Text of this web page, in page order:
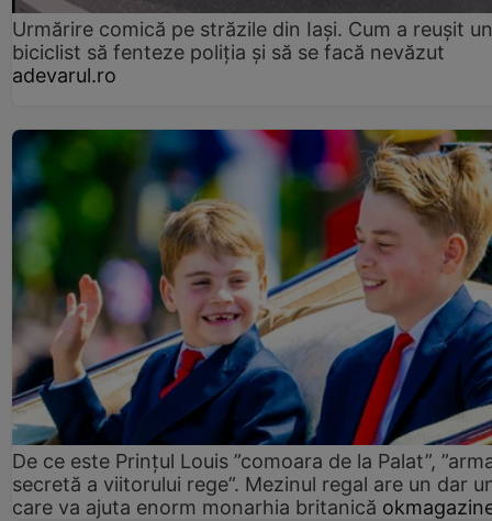
Urmărire comică pe străzile din Iași. Cum a reușit un
biciclist să fenteze poliția și să se facă nevăzut
adevarul.ro
De ce este Prințul Louis ”comoara de la Palat”,
secretă a viitorului rege”. Mezinul regal are un dar
care va ajuta enorm monarhia britanică